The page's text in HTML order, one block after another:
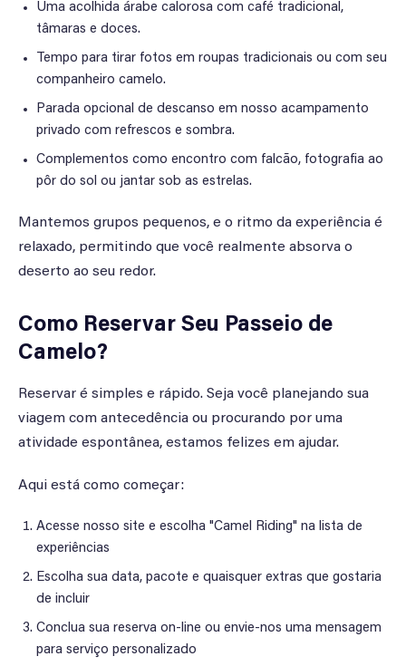
Uma acolhida árabe calorosa com café tradicional,
tâmaras e doces.
Tempo para tirar fotos em roupas tradicionais ou com seu
companheiro camelo.
Parada opcional de descanso em nosso acampamento
privado com refrescos e sombra.
Complementos como encontro com falcão, fotografia ao
pôr do sol ou jantar sob as estrelas.
Mantemos grupos pequenos, e o ritmo da experiência é
relaxado, permitindo que você realmente absorva o
deserto ao seu redor.
Como Reservar Seu Passeio de
Camelo?
Reservar é simples e rápido. Seja você planejando sua
viagem com antecedência ou procurando por uma
atividade espontânea, estamos felizes em ajudar.
Aqui está como começar:
Acesse nosso site e escolha "Camel Riding" na lista de
experiências
Escolha sua data, pacote e quaisquer extras que gostaria
de incluir
Conclua sua reserva on-line ou envie-nos uma mensagem
para serviço personalizado